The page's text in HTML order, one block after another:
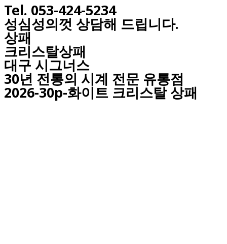
Tel. 053-424-5234
성심성의껏 상담해 드립니다.
상패
크리스탈상패
대구 시그너스
30년 전통의 시계 전문 유통점
2026-30p-화이트 크리스탈 상패